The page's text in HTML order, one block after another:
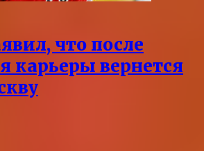
что после
карьеры вернется